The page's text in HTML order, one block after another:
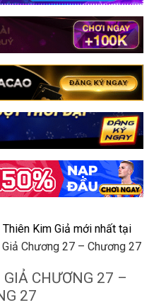
Kim Giả mới nhất tại
Chương 27 – Chương 27
CHƯƠNG 27 –
27